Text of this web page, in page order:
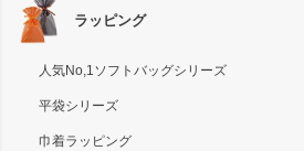
ラッピング
人気No,1ソフトバッグシリーズ
平袋シリーズ
巾着ラッピング